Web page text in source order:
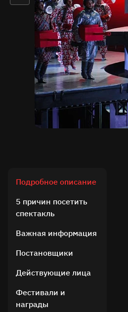
Подробное описание
5 причин посетить
спектакль
Важная информация
Постановщики
Действующие лица
Фестивали и
награды